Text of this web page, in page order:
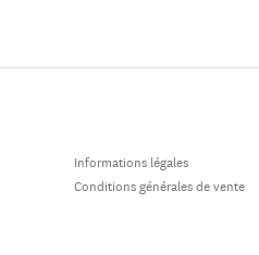
Informations légales
Conditions générales de vente